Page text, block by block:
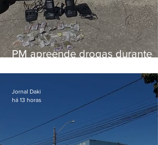
PM apreende drogas durante
Jornal Daki
há 13 horas